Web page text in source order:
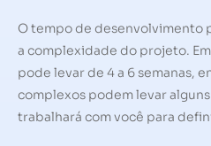
O tempo de desenvolvimento
a complexidade do projeto.
pode levar de 4 a 6 semanas,
complexos podem levar
trabalhará com você para